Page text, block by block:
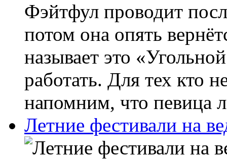
Фэйтфул проводит
потом она опять
называет это
работать. Для тех кто
напомним, что певица
Летние фестивали на